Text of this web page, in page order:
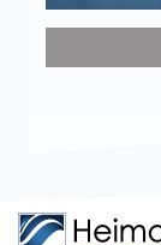
die 15 besten